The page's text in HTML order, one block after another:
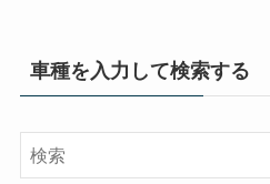
車種を入力して検索する